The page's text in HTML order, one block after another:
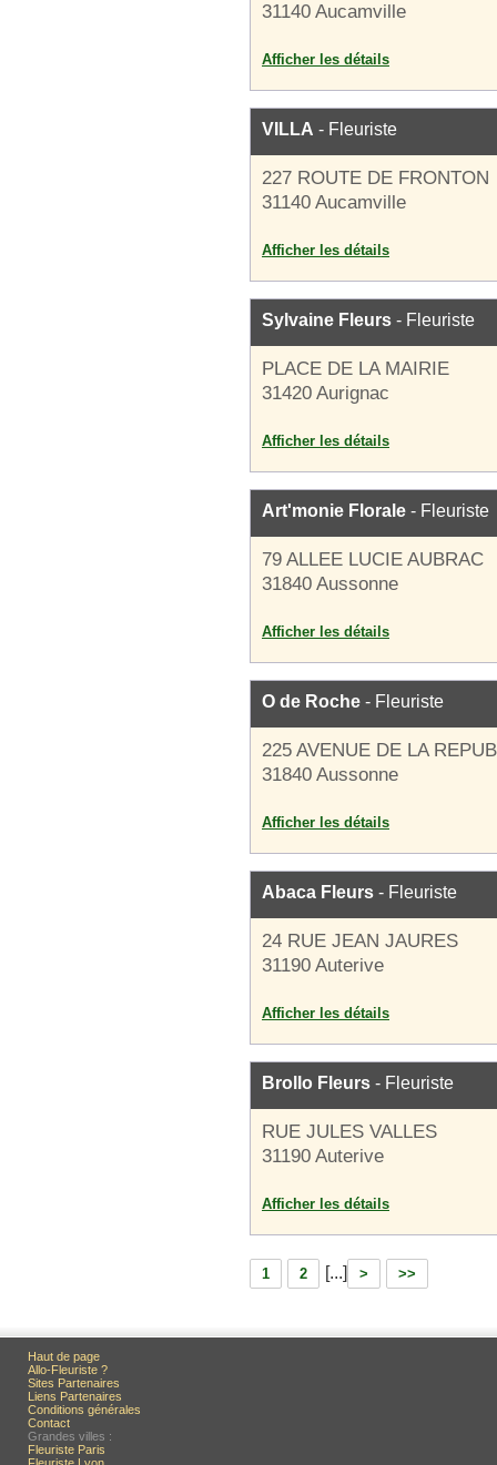
31140 Aucamville
Afficher les détails
VILLA - Fleuriste
227 ROUTE DE FRONTON
31140 Aucamville
Afficher les détails
Sylvaine Fleurs - Fleuriste
PLACE DE LA MAIRIE
31420 Aurignac
Afficher les détails
Art'monie Florale - Fleuriste
79 ALLEE LUCIE AUBRAC
31840 Aussonne
Afficher les détails
O de Roche - Fleuriste
225 AVENUE DE LA
31840 Aussonne
Afficher les détails
Abaca Fleurs - Fleuriste
24 RUE JEAN JAURES
31190 Auterive
Afficher les détails
Brollo Fleurs - Fleuriste
RUE JULES VALLES
31190 Auterive
Afficher les détails
1 2 [...] > >>
Haut de page
Allo-Fleuriste ?
Sites Partenaires
Liens Partenaires
Conditions générales
Contact
Grandes villes :
Fleuriste Paris